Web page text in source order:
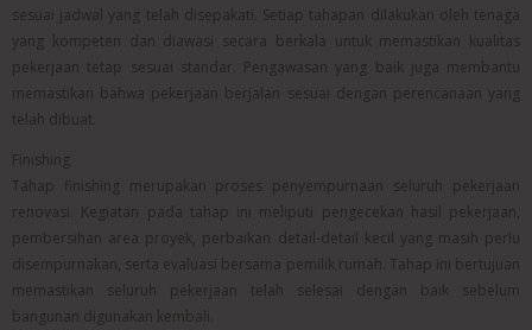
sesuai jadwal yang telah disepakati. Setiap tahapan dilakukan oleh tenaga
yang kompeten dan diawasi secara berkala untuk memastikan kualitas
pekerjaan tetap sesuai standar. Pengawasan yang baik juga membantu
memastikan bahwa pekerjaan berjalan sesuai dengan perencanaan yang
telah dibuat.
Finishing
Tahap finishing merupakan proses penyempurnaan seluruh pekerjaan
renovasi. Kegiatan pada tahap ini meliputi pengecekan hasil pekerjaan,
pembersihan area proyek, perbaikan detail-detail kecil yang masih perlu
disempurnakan, serta evaluasi bersama pemilik rumah. Tahap ini bertujuan
memastikan seluruh pekerjaan telah selesai dengan baik sebelum
bangunan digunakan kembali.